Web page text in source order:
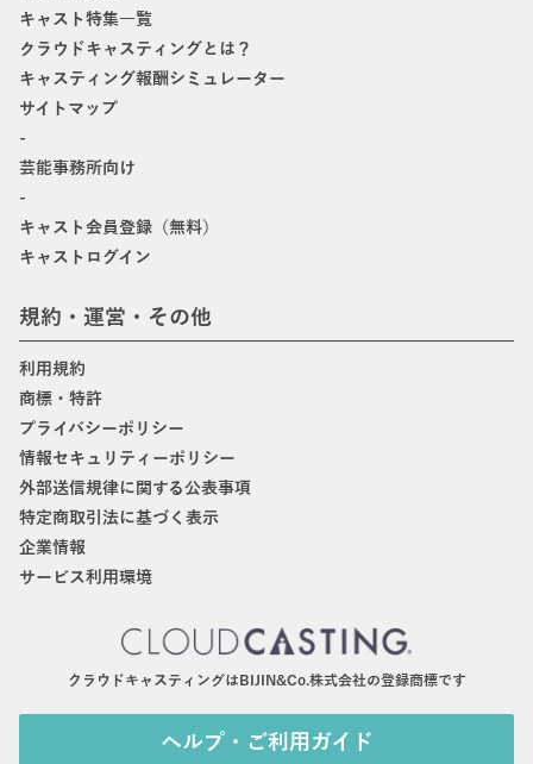
キャスト特集一覧
クラウドキャスティングとは？
キャスティング報酬シミュレーター
サイトマップ
-
芸能事務所向け
-
キャスト会員登録（無料）
キャストログイン
規約・運営・その他
利用規約
商標・特許
プライバシーポリシー
情報セキュリティーポリシー
外部送信規律に関する公表事項
特定商取引法に基づく表示
企業情報
サービス利用環境
クラウドキャスティングはBIJIN&Co.株式会社の登録商標です
ヘルプ・ご利用ガイド